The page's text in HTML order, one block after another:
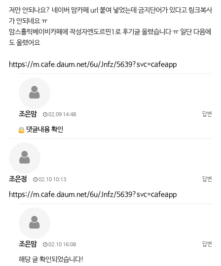
저만 안되나요? 네이버 맘카페 url 붙여 넣었는데 금지단어가 있다고 링크복사
가 안되네요 ㅠ
맘스홀릭베이비카페에 작성자엔도르핀1로 후기글 올렸습니다 ㅠ 일단 다음에
도 올렸어요
https://m.cafe.daum.net/6u/Jnfz/5639?svc=cafeapp
조은맘 02.09 14:48 답변
댓글내용 확인
조은정 02.10 10:13 답변
https://m.cafe.daum.net/6u/Jnfz/5639?svc=cafeapp
조은맘 02.10 16:08 답변
해당 글 확인되었습니다!